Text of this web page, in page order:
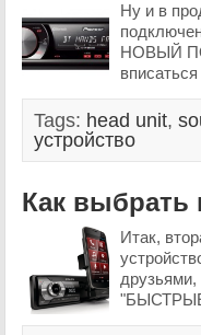
Ну и в
НОВЫЙ
Tags: head unit,
устройство
Как выбрать
Итак,